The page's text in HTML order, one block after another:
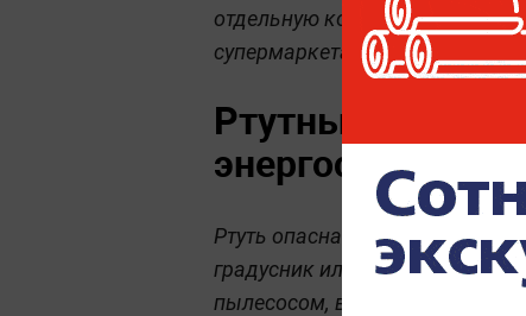
отдельную коробку, а потом
супермаркетах, экоцентрах
Ртутные
Ртуть опасна не только для
градусник или лампа
пылесосом, веником или